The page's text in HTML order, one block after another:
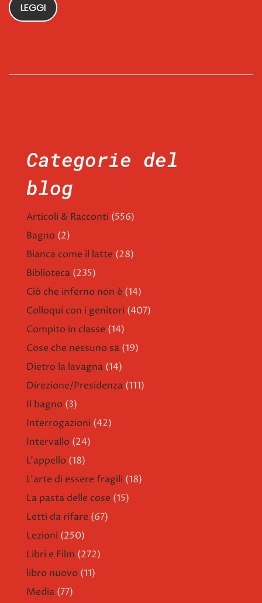
LEGGI
Categorie del
blog
Articoli & Racconti (556)
Bagno (2)
Bianca come il latte (28)
Biblioteca (235)
Ciò che inferno non è (14)
Colloqui con i genitori (407)
Compito in classe (14)
Cose che nessuno sa (19)
Dietro la lavagna (14)
Direzione/Presidenza (111)
Il bagno (3)
Interrogazioni (42)
Intervallo (24)
L'appello (18)
L'arte di essere fragili (18)
La pasta delle cose (15)
Letti da rifare (67)
Lezioni (250)
Libri e Film (272)
libro nuovo (11)
Media (77)